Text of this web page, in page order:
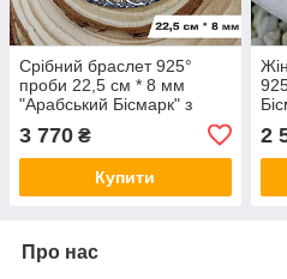
Срібний браслет 925°
проби 22,5 см * 8 мм
"Арабський Бісмарк" з
3 770 ₴
Купити
2
Про нас